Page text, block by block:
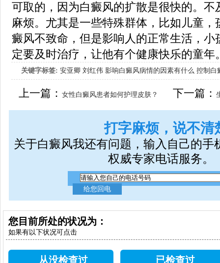
可取的，因为白癜风的扩散是很快的。不
麻烦。尤其是一些特殊群体，比如儿童
癜风不致命，但是影响人的正常生活，小
定要及时治疗，让他有个健康快乐的童年
关键字标签: 安亚卿 刘红伟 影响白癜风病情的因素有什么 控制白
女生应该如何治疗呢
上一篇：女性白癜风患者如何护理皮肤？ 下一篇：
打字麻烦，说不清
关于白癜风我还有问题，输入自己的手
权威专家电话服务。
您目前所处的状况为：
如果有以下状况可点击
从没检查过 已检查过